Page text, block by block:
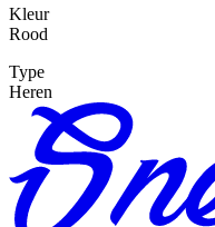
Kleur
Rood
Type
Heren